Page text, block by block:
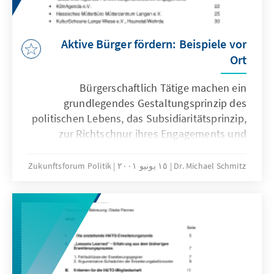
wir uns in Wissenschaft und Politik mit dem
Thema gestaltend auseinandergesetzt haben.
Aktive Bürger fördern: Beispiele vor
Ort
Bürgerschaftlich Tätige machen ein
grundlegendes Gestaltungsprinzip des
politischen Lebens, das Subsidiaritätsprinzip,
zur Richtschnur ihres Engagements und
zur Stärkung unserer freiheitlich-
Dr. Michael Schmitz ١٥ يونيو ٢٠٠١ Zukunftsforum Politik